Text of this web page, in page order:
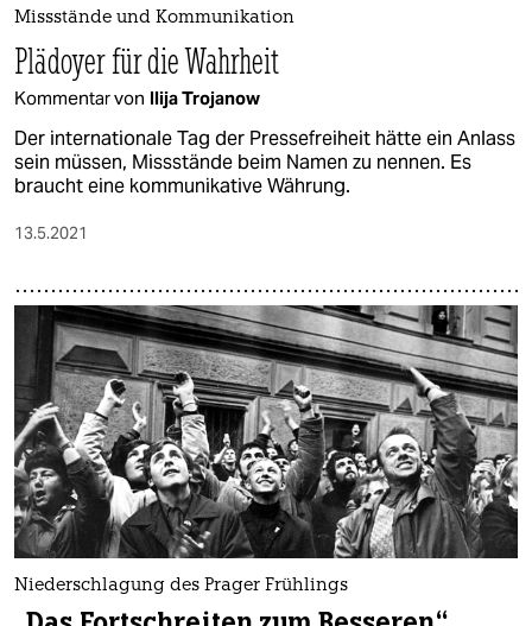
Missstände und Kommunikation
Plädoyer für die Wahrheit
Kommentar von Ilija Trojanow
Der internationale Tag der Pressefreiheit hätte ein Anlass
sein müssen, Missstände beim Namen zu nennen. Es
braucht eine kommunikative Währung.
13.5.2021
Niederschlagung des Prager Frühlings